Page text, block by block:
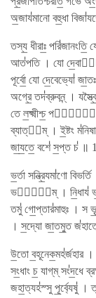
অ॒জায॑মানো বহু॒ধা
তস্য॒ ধীরাঃ॒
আত॑পতি । যো
পূর্বো॒ যো দে॒বেভ্যো॑
অগ্রে॒ তদ॑ব্রুবন্ন্ ।
তে ল॒ক্ষ্মীশ্চ॒ পত্ন্যৌ᳚
ব্যাত্ত᳚ম্ । ই॒ষ্টং
জা॒য॒তে॒ বশে॑ স॒প্ত চ॑ ॥
ভ॒র্তা সন্ভ্রি॒যমা॑ণো
ভর্তু᳚ম্ । নি॒ধায॑ ভা॒রং
তমু॑ গো॒প্তার॑মাহুঃ ।
। স॒দ্যো জা॒তমু॒ত
উ॒তো ব॒হূনেক॒মহ॑র্জহার
সং॒ধাং চ॒ যাগ্​ম্ সং॑দ॒ধে
জহা॒ত্যহ॑স্সু পূ॒র্ব্যেষু॑ ।